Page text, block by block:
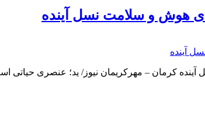
هوش و سلامت نسل آینده
کرمان – مهرکریمان نیوز/ ید؛ عنصری